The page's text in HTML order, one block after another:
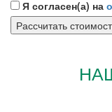
Я согласен(а) на